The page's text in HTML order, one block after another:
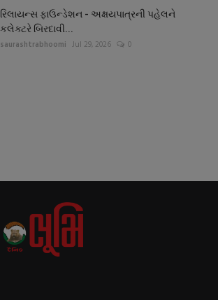
રિલાયન્સ ફાઉન્ડેશન - અક્ષયપાત્રની પહેલને
કલેક્ટરે બિરદાવી...
saurashtrabhoomi Jul 29, 2026 0